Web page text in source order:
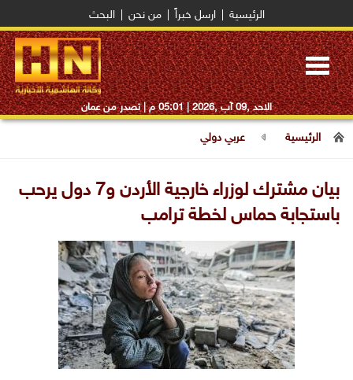
الرئيسية ارسل خبراً من نحن البحث
Toggle
navigation
الاحد ,09 آب ,2026 | 05:01 م | تصدر من عمان
الرئيسية عربي دولي
‏بيان مشترك لوزراء خارجية الأردن و7 دول يرحب
باستجابة حماس لخطة ترامب